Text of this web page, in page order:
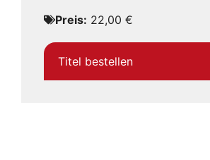
Preis: 22,00 €
Titel bestellen